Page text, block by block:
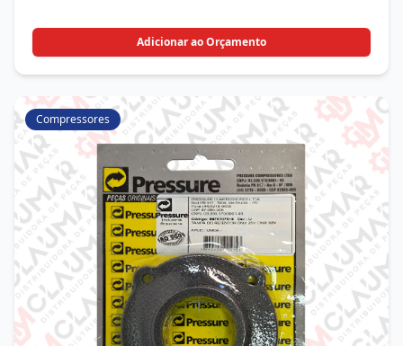
Adicionar ao Orçamento
Compressores